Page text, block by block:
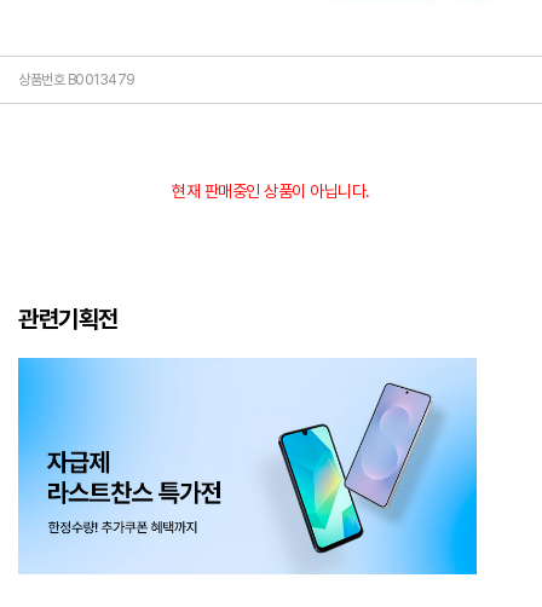
상품번호 B0013479
현재 판매중인 상품이 아닙니다.
관련기획전